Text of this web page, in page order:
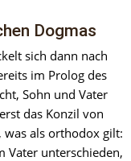
Dogmas
sich dann nach
im Prolog des
Sohn und Vater
das Konzil von
was als orthodox gilt:
Vater unterschieden,